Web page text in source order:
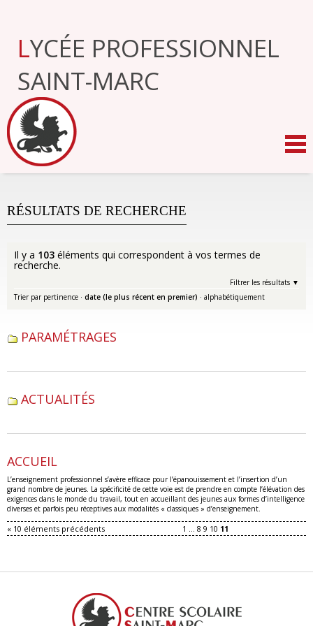
navigation
LYCÉE PROFESSIONNEL
SAINT-MARC
RÉSULTATS DE RECHERCHE
Il y a 103 éléments qui correspondent à vos termes de
recherche.
Filtrer les résultats
Trier par pertinence · date (le plus récent en premier) · alphabétiquement
PARAMÉTRAGES
ACTUALITÉS
ACCUEIL
L’enseignement professionnel s’avère efficace pour l’épanouissement et l’insertion d’un
grand nombre de jeunes. La spécificité de cette voie est de prendre en compte l’élévation des
exigences dans le monde du travail, tout en accueillant des jeunes aux formes d’intelligence
diverses et parfois peu réceptives aux modalités « classiques » d’enseignement.
« 10 éléments précédents 1 ... 8 9 10 11